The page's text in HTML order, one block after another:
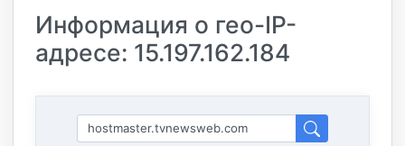
Информация о гео-IP-
адресе: 15.197.162.184